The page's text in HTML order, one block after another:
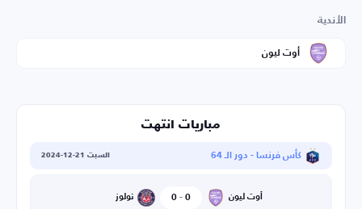
الأندية
أوت ليون
مباريات انتهت
كأس فرنسا - دور الـ 64 السبت 21-12-2024
أوت ليون 0
-
0 تولوز